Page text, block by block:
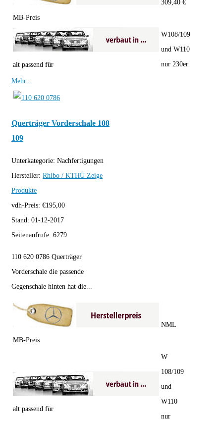
MB-Preis
309,40 €
alt passend für
W108/109
und W110
nur 230er
Mehr...
Querträger Vorderschale 108
109
Unterkategorie: Nachfertigungen
Hersteller: Rhibo / KTHÜ Zeige
Produkte
vdh-Preis: €195,00
Stand: 01-12-2017
Seitenaufrufe: 6279
110 620 0786 Querträger
Vorderschale die passende
Gegenschale hinten hat die...
MB-Preis
NML
alt passend für
W
108/109
und
W110
nur